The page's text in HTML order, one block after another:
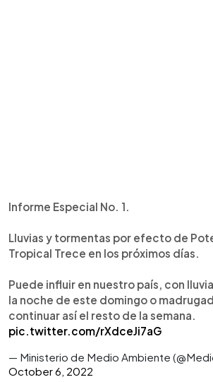
Informe Especial No. 1.
Lluvias y tormentas por efecto de
Tropical Trece en los próximos días.
Puede influir en nuestro país, con
la noche de este domingo o
continuar así el resto de la semana.
pic.twitter.com/rXdceJi7aG
— Ministerio de Medio Ambiente
October 6, 2022